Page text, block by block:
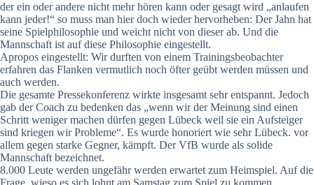
der ein oder andere nicht mehr hören kann oder gesagt wird „anlaufen
kann jeder!“ so muss man hier doch wieder hervorheben: Der Jahn hat
seine Spielphilosophie und weicht nicht von dieser ab. Und die
Mannschaft ist auf diese Philosophie eingestellt.
Apropos eingestellt: Wir durften von einem Trainingsbeobachter
erfahren das Flanken vermutlich noch öfter geübt werden müssen und
auch werden.
Die gesamte Pressekonferenz wirkte insgesamt sehr entspannt. Jedoch
gab der Coach zu bedenken das „wenn wir der Meinung sind einen
Schritt weniger machen dürfen gegen Lübeck weil sie ein Aufsteiger
sind kriegen wir Probleme“. Es wurde honoriert wie sehr Lübeck. vor
allem gegen starke Gegner, kämpft. Der VfB wurde als solide
Mannschaft bezeichnet.
8.000 Leute werden ungefähr werden erwartet zum Heimspiel. Auf die
Frage, wieso es sich lohnt am Samstag zum Spiel zu kommen,